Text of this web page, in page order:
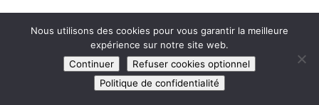
Nous utilisons des cookies pour vous garantir la meilleure
expérience sur notre site web.
Continuer
Refuser cookies optionnel
Politique de confidentialité